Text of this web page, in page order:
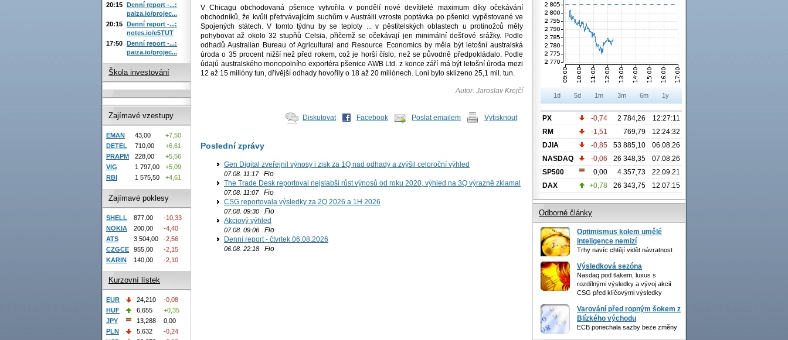
V Chicagu obchodovaná pšenice vytvořila v pondělí nové devítileté maximum díky očekávání
obchodníků, že kvůli přetrvávajícím suchům v Austrálii vzroste poptávka po pšenici vypěstované ve
Spojených státech. V tomto týdnu by se teploty ... v pěstitelských oblastech u protinožců měly
pohybovat až okolo 32 stupňů Celsia, přičemž se očekávají jen minimální dešťové srážky. Podle
odhadů Australian Bureau of Agricultural and Resource Economics by měla být letošní australská
úroda o 35 procent nižší než před rokem, což je horší číslo, než se původně předpokládalo. Podle
údajů australského monopolního exportéra pšenice AWB Ltd. z konce září má být letošní úroda mezi
12 až 15 milióny tun, dřívější odhady hovořily o 18 až 20 miliónech. Loni bylo sklizeno 25,1 mil. tun.
Autor: Jaroslav Krejčí
Diskutovat Facebook Poslat emailem Vytisknout
Poslední zprávy
Gen Digital zveřejnil výnosy i zisk za 1Q nad odhady a zvýšil celoroční výhled
07.08. 11:17Fio
The Trade Desk reportoval nejslabší růst výnosů od roku 2020, výhled na 3Q výrazně zklamal
07.08. 11:07Fio
CSG reportovala výsledky za 2Q 2026 a 1H 2026
07.08. 09:30 Fio
Akciový výhled
07.08. 09:06 Fio
Denní report - čtvrtek 06.08.2026
06.08. 22:18 Fio
20:15 Denní report -...:
paiza.io/projec...
20:15 Denní report -...:
notes.io/e5TUT
17:50 Denní report -...:
paiza.io/projec...
Škola investování
Zajímavé vzestupy
EMAN 43,00
+7,50
DETEL
710,00
+6,61
PRAPM
228,00
+5,56
VIG
1 797,00
+5,09
RBI
1 575,50 +4,61
Zajímavé poklesy
SHELL 877,00
-10,33
NOKIA
200,00
-4,40
ATS
3 504,00
-2,56
CZGCE
955,00
-2,15
KARIN
140,00 -2,10
Kurzovní lístek
EUR 24,210
-0,08
HUF
6,655
+0,35
JPY
13,288
0,00
PLN
5,632
-0,24
1d 5d 1m 3m 6m 1y
PX -0,74 2 784,26
12:27:11
RM
-1,51 769,79
12:24:32
DJIA
-0,85 53 885,10
06.08.26
NASDAQ
-0,06 26 348,35
07.08.26
SP500
0,00 4 357,73
22.09.21
DAX
+0,78 26 343,75 12:07:15
Odborné články
Optimismus kolem umělé
inteligence nemizí
Trhy navíc chtějí vidět návratnost
Výsledková sezóna
Nasdaq pod tlakem, luxus s
rozdílnými výsledky a vývoj akcií
CSG před klíčovými výsledky
Varování před ropným šokem z
Blízkého východu
ECB ponechala sazby beze změny